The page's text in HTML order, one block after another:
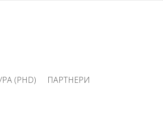
(PHD)
ПАРТНЕРИ